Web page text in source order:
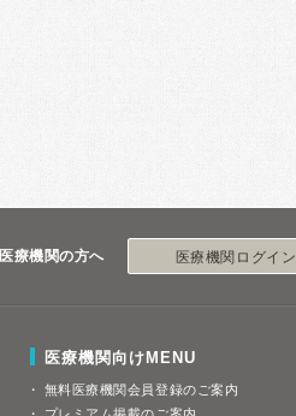
医療機関の方へ 医療機関ログイン
医療機関向けMENU
無料医療機関会員登録のご案内